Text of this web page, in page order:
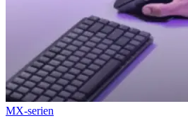
MX-serien